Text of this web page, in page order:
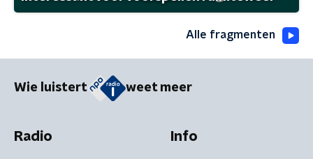
Alle fragmenten
Wie luistert weet meer
Radio Info